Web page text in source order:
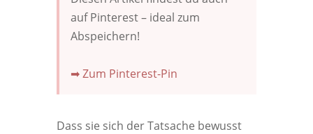
auf Pinterest – ideal zum
Abspeichern!
➡ Zum Pinterest-Pin
Dass sie sich der Tatsache bewusst